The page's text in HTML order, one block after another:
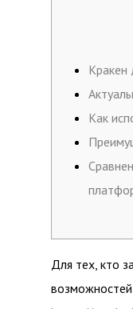
Кракен
Как
Для тех, кто